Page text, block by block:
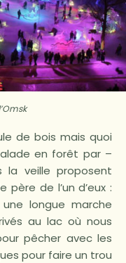
de bois mais quoi
en forêt par –
la veille proposent
père de l’un d’eux :
longue marche
au lac où nous
pêcher avec les
pour faire un trou